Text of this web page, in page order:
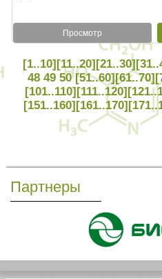
Просмотр
[1..10][11..20][21..30]
48 49 50 [51..60][61..70]
[101..110][111..120]
[151..160][161..170]
Партнеры